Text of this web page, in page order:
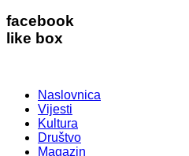
facebook
like box
Naslovnica
Vijesti
Kultura
Društvo
Magazin